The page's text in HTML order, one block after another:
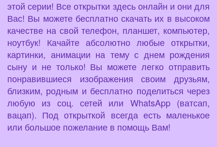
этой серии! Все открытки здесь онлайн и они для
Вас! Вы можете бесплатно скачать их в высоком
качестве на свой телефон, планшет, компьютер,
ноутбук! Качайте абсолютно любые открытки,
картинки, анимации на тему с днем рождения
сыну и не только! Вы можете легко отправить
понравившиеся изображения своим друзьям,
близким, родным и бесплатно поделиться через
любую из соц. сетей или WhatsApp (ватсап,
вацап). Под открыткой всегда есть маленькое
или большое пожелание в помощь Вам!